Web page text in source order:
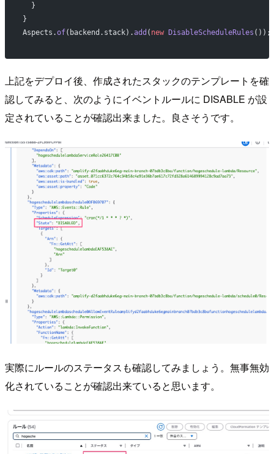
  }
}
Aspects.of(backend.stack).add ( new DisableScheduleRules ());
上記をデプロイ後、作成されたスタックのテンプレートを確
認してみると、次のようにイベントルールに DISABLE が設
定されていることが確認出来ました。良さそうです。
実際にルールのステータスも確認してみましょう。無事無効
化されていることが確認出来ていると思います。